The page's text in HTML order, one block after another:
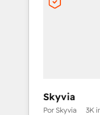
Skyvia
Por Skyvia 3K